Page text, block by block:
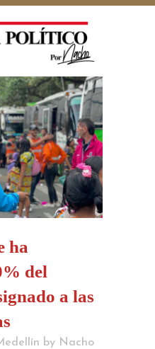
ha
del
a las
by Nacho